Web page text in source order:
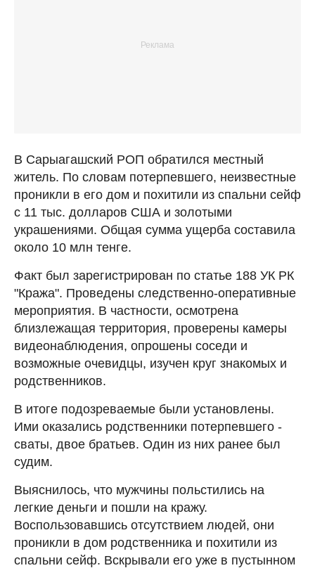
В Сарыагашский РОП обратился местный
житель. По словам потерпевшего, неизвестные
проникли в его дом и похитили из спальни сейф
с 11 тыс. долларов США и золотыми
украшениями. Общая сумма ущерба составила
около 10 млн тенге.
Факт был зарегистрирован по статье 188 УК РК
"Кража". Проведены следственно-оперативные
мероприятия. В частности, осмотрена
близлежащая территория, проверены камеры
видеонаблюдения, опрошены соседи и
возможные очевидцы, изучен круг знакомых и
родственников.
В итоге подозреваемые были установлены.
Ими оказались родственники потерпевшего -
сваты, двое братьев. Один из них ранее был
судим.
Выяснилось, что мужчины польстились на
легкие деньги и пошли на кражу.
Воспользовавшись отсутствием людей, они
проникли в дом родственника и похитили из
спальни сейф. Вскрывали его уже в пустынном